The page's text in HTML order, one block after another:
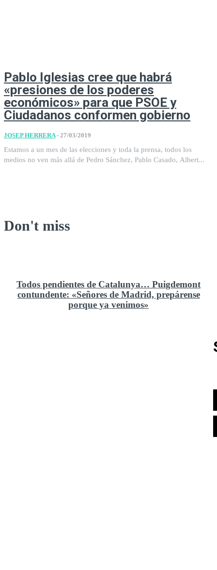
Pablo Iglesias cree que habrá
«presiones de los poderes
económicos» para que PSOE y
Ciudadanos conformen gobierno
JOSEP HERRERA - 27/03/2019
Estamos a un mes de las elecciones y toda la prensa, todos los
medios no ven más allá de Pedro Sánchez, Pablo Casado, Albert...
Don't miss
Todos pendientes de Catalunya… Puigdemont
contundente: «Señores de Madrid, prepárense
porque ya venimos»